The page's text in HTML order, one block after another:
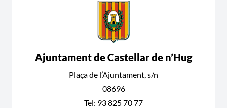
Ajuntament de Castellar de n’Hug
Plaça de l’Ajuntament, s/n
08696
Tel: 93 825 70 77